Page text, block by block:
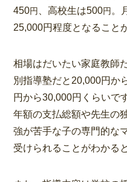
450円 、高校生は500円 。
25,000円程度となること
相場はだいたい家庭教師
別指導塾だと20,000円か
円から30,000円くらいで
年額の支払総額や先生の
強が苦手な子の専門的な
受けられることがわかる